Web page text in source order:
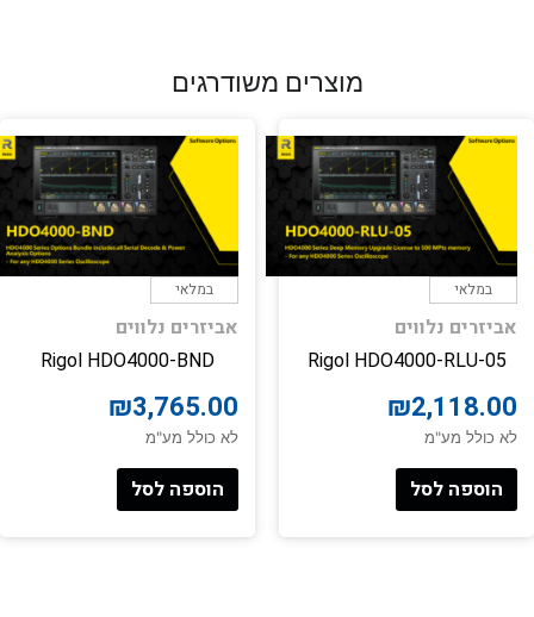
מוצרים משודרגים
במלאי
אביזרים נלווים
Rigol HDO4000-RLU-05
₪2,118.00
לא כולל מע"מ
הוספה לסל
במלאי
אביזרים נלווים
Rigol HDO4000-BND
₪3,765.00
לא כולל מע"מ
הוספה לסל